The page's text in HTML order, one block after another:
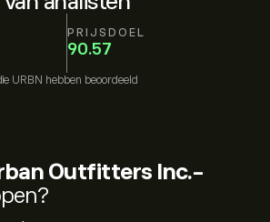
PRIJSDOEL
90.57
URBN hebben beoordeeld
Outfitters Inc.-